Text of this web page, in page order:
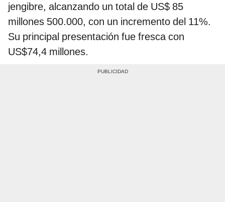
jengibre, alcanzando un total de US$ 85
millones 500.000, con un incremento del 11%.
Su principal presentación fue fresca con
US$74,4 millones.